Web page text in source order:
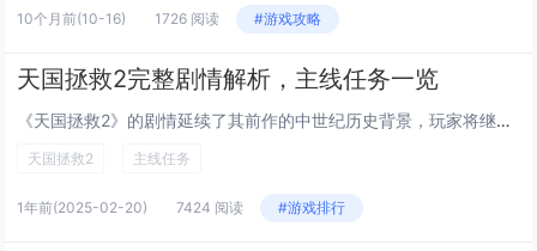
10个月前(10-16) 1726 阅读 #游戏攻略
天国拯救2完整剧情解析，主线任务一览
《天国拯救2》的剧情延续了其前作的中世纪历史背景，玩家将继续扮演主角亨利，在充满政治阴谋与战争纷争的世界中生存。游戏中，主线任务围绕着主角探寻家族秘密、卷入王国权力斗争展开。玩家将经历从一个普通铁匠学徒成长为影响国家命运的关键人物的过程。游...
天国拯救2 主线任务
1年前(2025-02-20) 7424 阅读 #游戏排行